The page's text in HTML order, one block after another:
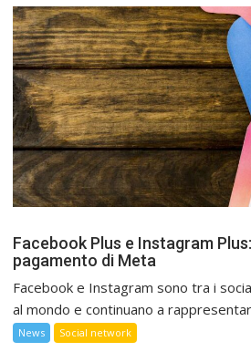
Facebook Plus e Instagram
pagamento di Meta
Facebook e Instagram sono tra i
al mondo e continuano a
News Social network